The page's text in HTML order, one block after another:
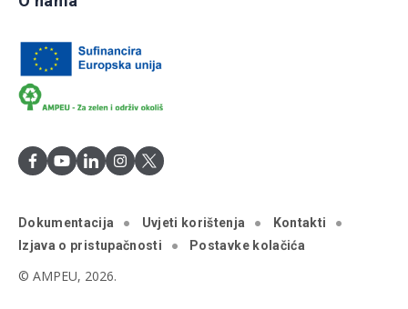
Dokumentacija Uvjeti korištenja
Kontakti
Izjava o pristupačnosti
Postavke kolačića
© AMPEU, 2026.